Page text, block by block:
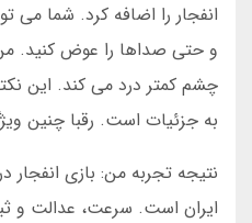
انفجار را اضافه کرد. شما می
و حتی صداها را عوض کنید.
چشم کمتر درد می کند. این
به جزئیات است. رقبا چنین
ایران است. سرعت، عدالت و